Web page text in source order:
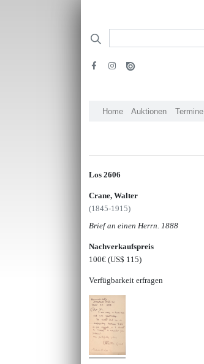
Home Auktionen Termine
Los 2606
Crane, Walter
(1845-1915)
Brief an einen Herrn. 1888
Nachverkaufspreis
100€(US$ 115)
Verfügbarkeit erfragen